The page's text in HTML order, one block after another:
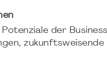
der
zukunftsweisende